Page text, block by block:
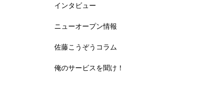
インタビュー
ニューオープン情報
佐藤こうぞうコラム
俺のサービスを聞け！